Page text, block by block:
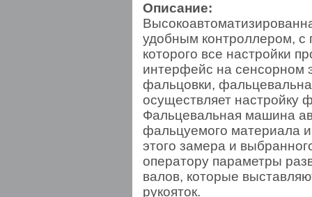
Описание:
удобным контроллером,
которого все настройки
интерфейс на сенсорном
фальцовки,
осуществляет настройку
Фальцевальная машина
фальцуемого материала
этого замера и
оператору параметры
валов, которые
рукояток.